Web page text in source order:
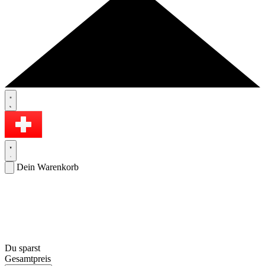
Dein Warenkorb
Du sparst
Gesamtpreis